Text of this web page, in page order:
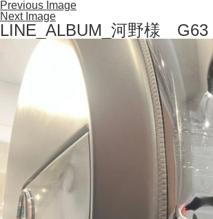
Previous Image
Next Image
LINE_ALBUM_河野様 G63